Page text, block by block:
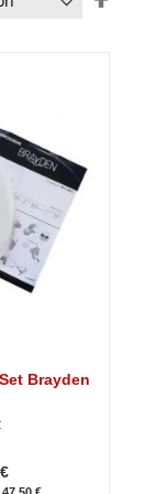
Brayden